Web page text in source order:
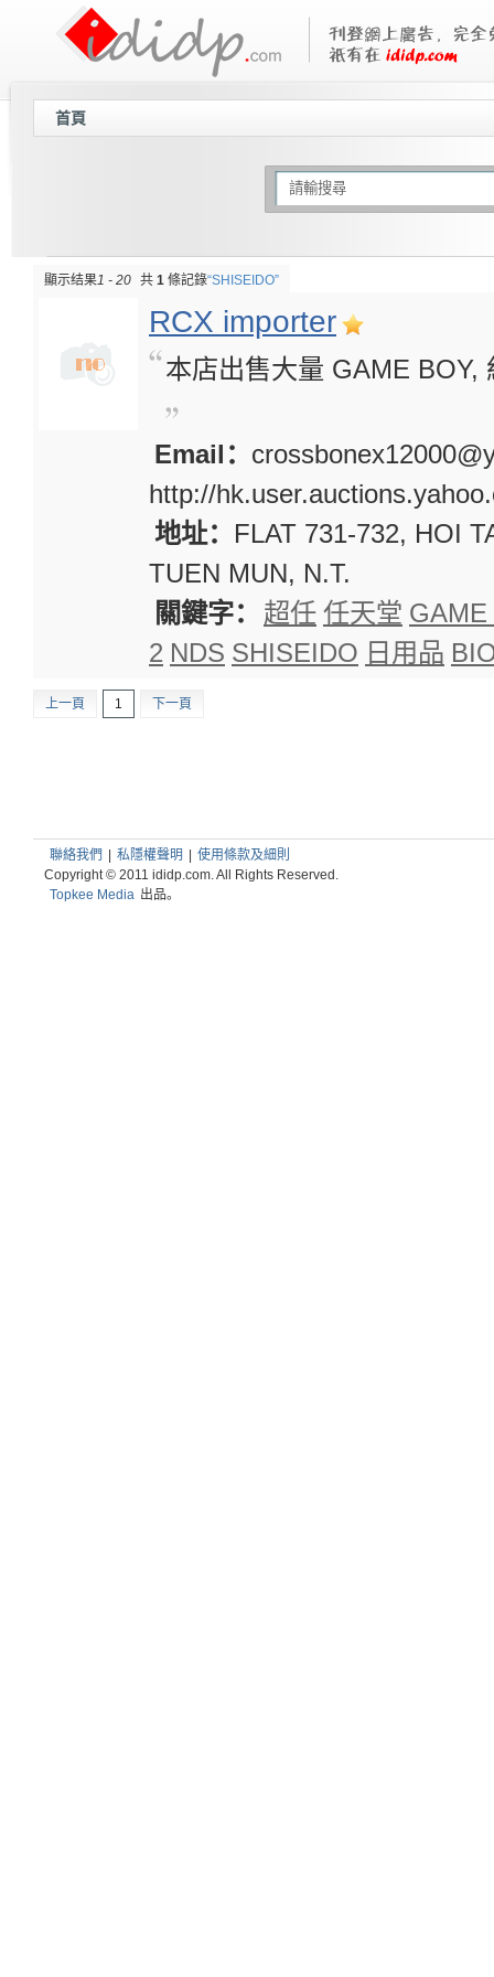
首頁
顯示结果1 - 20 共 1 條記錄“SHISEIDO”
RCX importer
本店出售大量 GAME BOY,
Email：
http://
地址： FLAT 731-732, HOI
TUEN MUN, N.T.
關鍵字：
超任 任天堂
2 NDS SHISEIDO 日用品
上一頁 1 下一頁
聯絡我們 私隱權聲明
使用條款及細則
Copyright © 2011 ididp.com. All Rights Reserved.
Topkee Media 出品。